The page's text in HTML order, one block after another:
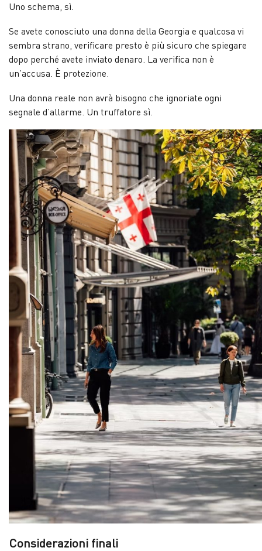
Uno schema, sì.
Se avete conosciuto una donna della Georgia e qualcosa vi
sembra strano, verificare presto è più sicuro che spiegare
dopo perché avete inviato denaro. La verifica non è
un’accusa. È protezione.
Una donna reale non avrà bisogno che ignoriate ogni
segnale d’allarme. Un truffatore sì.
Considerazioni finali